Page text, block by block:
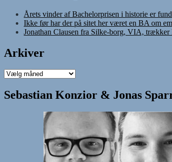
Årets vinder af Bachelorprisen i historie er
Ikke før har der på sitet her været en BA om
Jonathan Clausen fra Silke-borg, VIA, trækker
Arkiver
Arkiver
Sebastian Konzior & Jonas